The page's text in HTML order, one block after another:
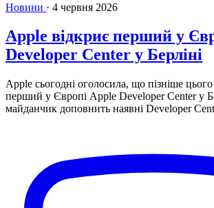
Новини · 4 червня 2026
Apple відкриє перший у
Developer Center у Берліні
Apple сьогодні оголосила, що пізніше
перший у Європі Apple Developer Center у
майданчик доповнить наявні Developer